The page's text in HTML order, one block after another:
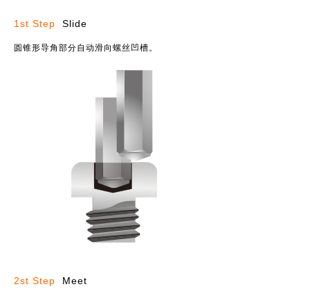
1st Step Slide
圆锥形导角部分自动滑向螺丝凹槽。
2st Step Meet